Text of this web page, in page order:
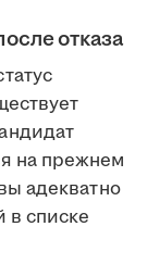
отказа
на прежнем
адекватно
в списке